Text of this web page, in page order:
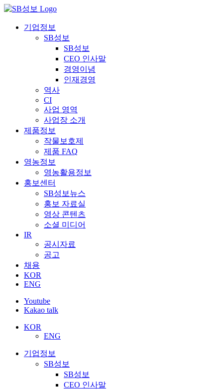
콘
기업정보
SB성보
SB성보
CEO 인사말
경영이념
인재경영
역사
CI
사업 영역
사업장 소개
제품정보
작물보호제
제품 FAQ
영농정보
영농활용정보
홍보센터
SB성보뉴스
홍보 자료실
영상 콘텐츠
소셜 미디어
IR
공시자료
공고
채용
KOR
ENG
Youtube
Kakao talk
KOR
ENG
기업정보
SB성보
SB성보
CEO 인사말